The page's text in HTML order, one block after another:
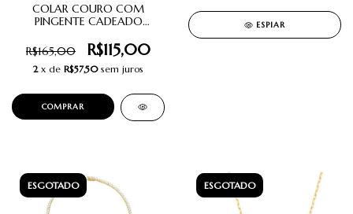
COLAR COURO COM
PINGENTE CADEADO
R$165,00
R$115,00
2 x de R$57,50 sem juros
ESPIAR
ESGOTADO ESGOTADO